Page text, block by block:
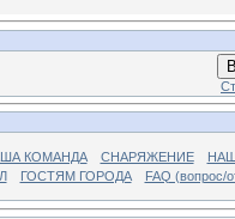
КОМАНДА СНАРЯЖЕНИЕ
ГОСТЯМ ГОРОДА FAQ (вопрос/